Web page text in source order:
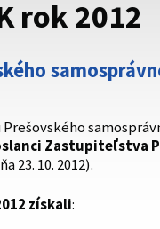
stránku.
názvom domény
rok 2012
Zastupiteľstva
23. 10. 2012).
získali: